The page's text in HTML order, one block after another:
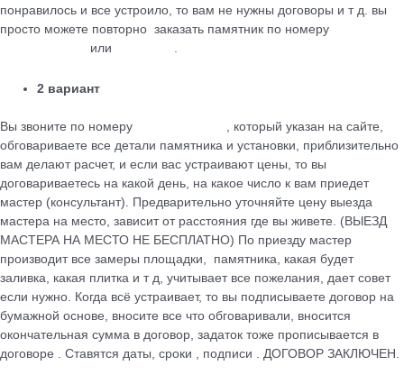
понравилось и все устроило, то вам не нужны договоры и т д. вы
просто можете повторно заказать памятник по номеру
или .
2 вариант
Вы звоните по номеру
, который указан на сайте,
обговариваете все детали памятника и установки, приблизительно
вам делают расчет, и если вас устраивают цены, то вы
договариваетесь на какой день, на какое число к вам приедет
мастер (консультант). Предварительно уточняйте цену выезда
мастера на место, зависит от расстояния где вы живете. (ВЫЕЗД
МАСТЕРА НА МЕСТО НЕ БЕСПЛАТНО) По приезду мастер
производит все замеры площадки, памятника, какая будет
заливка, какая плитка и т д, учитывает все пожелания, дает совет
если нужно. Когда всё устраивает, то вы подписываете договор на
бумажной основе, вносите все что обговаривали, вносится
окончательная сумма в договор, задаток тоже прописывается в
договоре . Ставятся даты, сроки , подписи . ДОГОВОР ЗАКЛЮЧЕН.